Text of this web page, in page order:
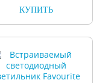
КУПИТЬ